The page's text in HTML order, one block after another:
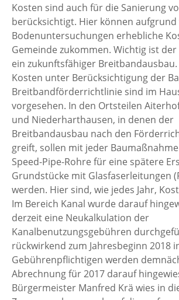
Kosten sind auch für die Sanierung
berücksichtigt. Hier können aufgrund
Bodenuntersuchungen erhebliche
Gemeinde zukommen. Wichtig ist
ein zukunftsfähiger
Kosten unter Berücksichtigung der
Breitbandförderrichtlinie sind im
vorgesehen. In den Ortsteilen
und Niederharthausen, in denen der
Breitbandausbau nach den
greift, sollen mit jeder
Speed-Pipe-Rohre für eine spätere
Grundstücke mit Glasfaserleitungen
werden. Hier sind, wie jedes Jahr,
Im Bereich Kanal wurde darauf
derzeit eine Neukalkulation der
Kanalbenutzungsgebühren
rückwirkend zum Jahresbeginn 2018
Gebührenpflichtigen werden
Abrechnung für 2017 darauf
Bürgermeister Manfred Krä wies in